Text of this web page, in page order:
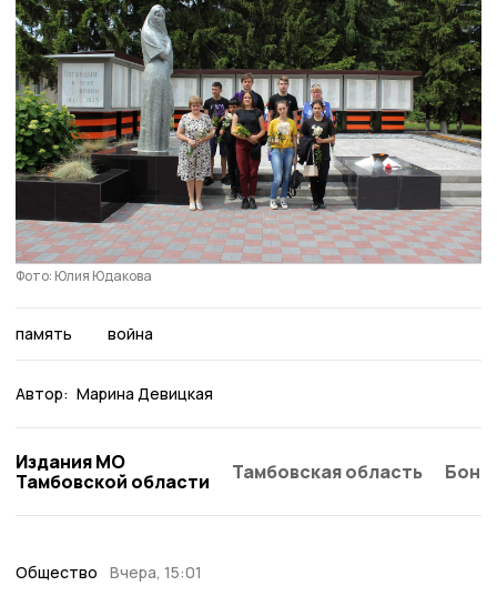
Фото: Юлия Юдакова
память война
Автор: Марина Девицкая
Издания МО
Тамбовской области
Тамбовская область
Общество Вчера, 15:01